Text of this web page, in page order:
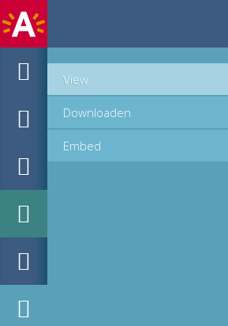
View
Downloaden
Embed